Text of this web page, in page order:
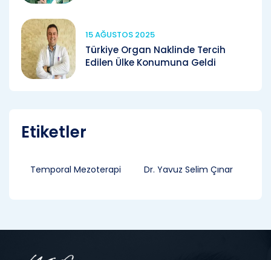
15 AĞUSTOS 2025
Türkiye Organ Naklinde Tercih
Edilen Ülke Konumuna Geldi
Etiketler
Temporal Mezoterapi Dr. Yavuz Selim Çınar